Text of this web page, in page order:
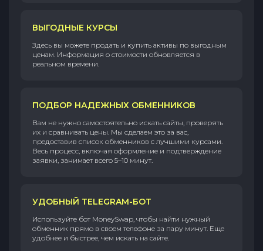
ВЫГОДНЫЕ КУРСЫ
Здесь вы можете продать и купить активы по выгодным
ценам. Информация о стоимости обновляется в
реальном времени.
ПОДБОР НАДЕЖНЫХ ОБМЕННИКОВ
Вам не нужно самостоятельно искать сайты, проверять
их и сравнивать цены. Мы сделаем это за вас,
предоставив список обменников с лучшими курсами.
Весь процесс, включая оформление и подтверждение
заявки, занимает всего 5–10 минут.
УДОБНЫЙ TELEGRAM-БОТ
Используйте бот MoneySwap, чтобы найти нужный
обменник прямо в своем телефоне за пару минут. Еще
удобнее и быстрее, чем искать на сайте.